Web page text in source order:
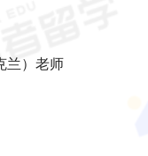
兰）老师